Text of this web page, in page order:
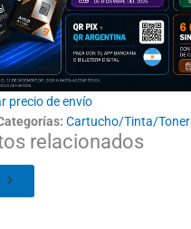
precio de envío
Cartucho/Tinta/Toner
relacionados